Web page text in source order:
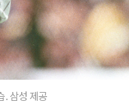
. 삼성 제공